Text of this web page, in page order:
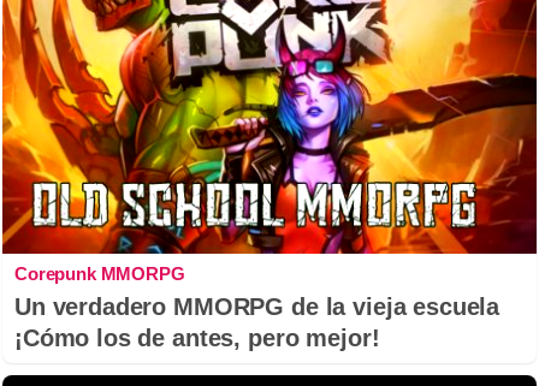
Corepunk MMORPG
Un verdadero MMORPG de la vieja escuela
¡Cómo los de antes, pero mejor!